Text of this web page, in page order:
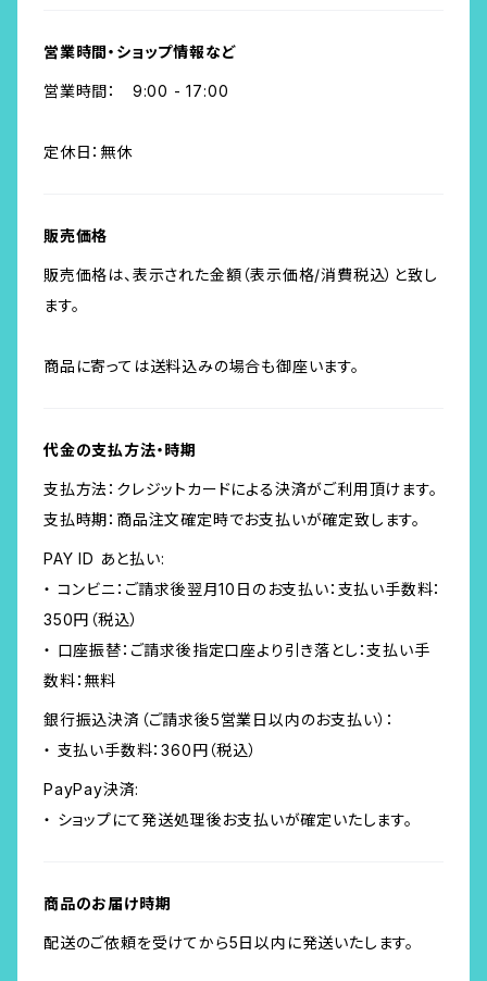
営業時間・ショップ情報など
営業時間： 9:00 - 17:00
定休日：無休
販売価格
販売価格は、表示された金額（表示価格/消費税込）と致し
ます。
商品に寄っては送料込みの場合も御座います。
代金の支払方法・時期
支払方法：クレジットカードによる決済がご利用頂けます。
支払時期：商品注文確定時でお支払いが確定致します。
PAY ID あと払い:
・ コンビニ：ご請求後翌月10日のお支払い：支払い手数料：
350円（税込）
・ 口座振替：ご請求後指定口座より引き落とし：支払い手
数料：無料
銀行振込決済（ご請求後5営業日以内のお支払い）：
・ 支払い手数料：360円（税込）
PayPay決済:
・ ショップにて発送処理後お支払いが確定いたします。
商品のお届け時期
配送のご依頼を受けてから5日以内に発送いたします。